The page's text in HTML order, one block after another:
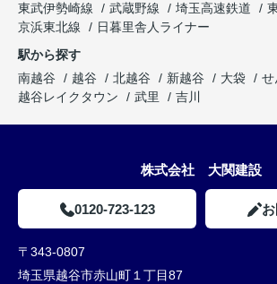
東武伊勢崎線
武蔵野線 埼玉高速鉄道
京浜東北線
日暮里舎人ライナー
駅から探す
南越谷
越谷 北越谷 新越谷 大袋 せ
越谷レイクタウン
武里 吉川
株式会社 大関建設
0120-723-123
〒343-0807
埼玉県越谷市赤山町１丁目87